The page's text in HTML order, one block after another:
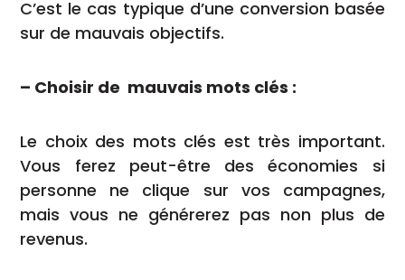
C’est le cas typique d’une conversion basée
sur de mauvais objectifs.
– Choisir de mauvais mots clés :
Le choix des mots clés est très important.
Vous ferez peut-être des économies si
personne ne clique sur vos campagnes,
mais vous ne générerez pas non plus de
revenus.